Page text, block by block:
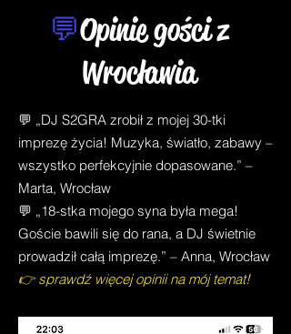
💬Opinie gości z
Wrocławia
💬 „DJ S2GRA zrobił z mojej 30-tki
imprezę życia! Muzyka, światło, zabawy –
wszystko perfekcyjnie dopasowane.” –
Marta, Wrocław
💬 „18-stka mojego syna była mega!
Goście bawili się do rana, a DJ świetnie
prowadził całą imprezę.” – Anna, Wrocław
👉 sprawdź więcej opinii na mój temat!